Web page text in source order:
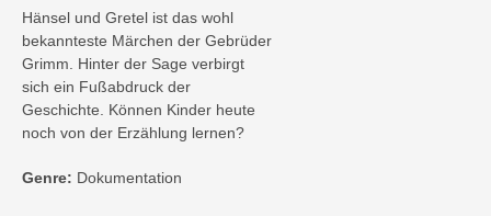
Hänsel und Gretel ist das wohl
bekannteste Märchen der Gebrüder
Grimm. Hinter der Sage verbirgt
sich ein Fußabdruck der
Geschichte. Können Kinder heute
noch von der Erzählung lernen?
Genre: Dokumentation